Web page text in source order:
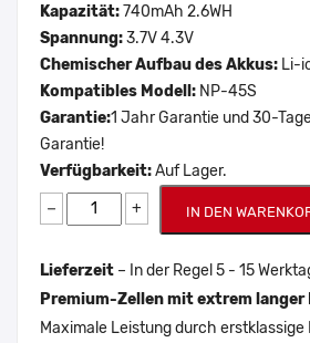
Kapazität:740mAh 2.6WH
Spannung:3.7V 4.3V
Chemischer Aufbau des Akkus: Li-
Kompatibles Modell: NP-45S
Garantie:1 Jahr Garantie und 30-
Garantie!
Verfügbarkeit:Auf Lager.
− + IN DEN
Lieferzeit – In der Regel 5 - 15
Premium-Zellen mit extrem langer
Maximale Leistung durch erstklassige